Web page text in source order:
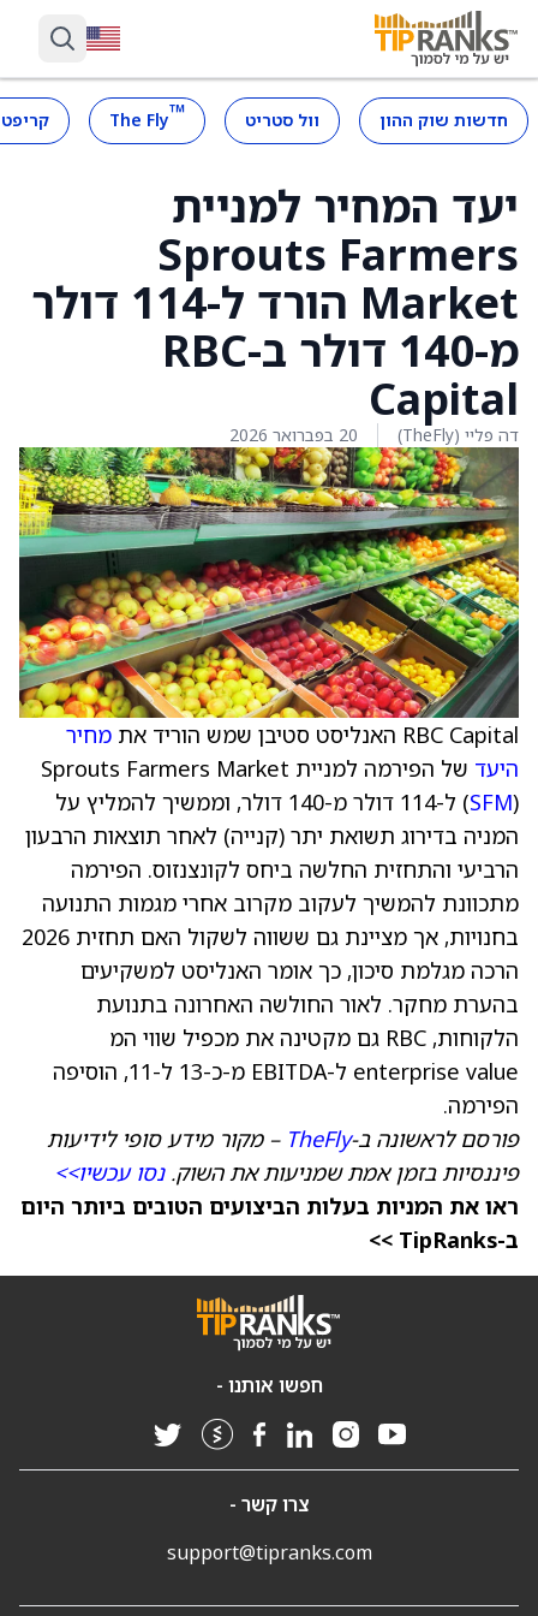
חדשות שוק ההון וול סטריט ™
The Fly
יעד המחיר למניית
Sprouts Farmers
Market הורד ל-114 דולר
מ-140 דולר ב-RBC
Capital
דה פליי (TheFly) 20 בפברואר 2026
RBC Capital האנליסט סטיבן שמש הוריד את
מחיר
היעד
של הפירמה למניית Sprouts Farmers Market
(SFM
) ל-114 דולר מ-140 דולר, וממשיך להמליץ על
המניה בדירוג תשואת יתר (קנייה) לאחר תוצאות הרבעון
הרביעי והתחזית החלשה ביחס לקונצנזוס. הפירמה
מתכוונת להמשיך לעקוב מקרוב אחרי מגמות התנועה
בחנויות, אך מציינת גם ששווה לשקול האם תחזית 2026
הרכה מגלמת סיכון, כך אומר האנליסט למשקיעים
בהערת מחקר. לאור החולשה האחרונה בתנועת
הלקוחות, RBC גם מקטינה את מכפיל שווי המ
enterprise value ל-EBITDA מ-כ-13 ל-11, הוסיפה
הפירמה.
פורסם לראשונה ב-TheFly – מקור מידע סופי לידיעות
פיננסיות בזמן אמת שמניעות את השוק.נסו עכשיו>>
ראו את המניות בעלות הביצועים הטובים ביותר היום
ב-TipRanks >>
חפשו אותנו -
צרו קשר -
support@tipranks.com